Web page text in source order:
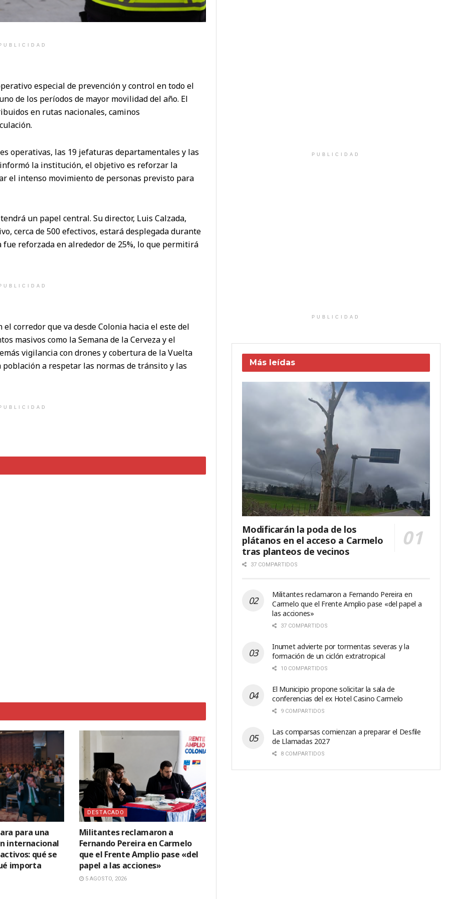
especial de prevención y control en todo el
de los períodos de mayor movilidad del año. El
en rutas nacionales, caminos
operativas, las 19 jefaturas departamentales y las
la institución, el objetivo es reforzar la
el intenso movimiento de personas previsto para
un papel central. Su director, Luis Calzada,
cerca de 500 efectivos, estará desplegada durante
reforzada en alrededor de 25%, lo que permitirá
corredor que va desde Colonia hacia el este del
masivos como la Semana de la Cerveza y el
vigilancia con drones y cobertura de la Vuelta
a respetar las normas de tránsito y las
para una
internacional
qué se
importa
DESTACADO
Militantes reclamaron a
Fernando Pereira en Carmelo
que el Frente Amplio pase «del
papel a las acciones»
5 AGOSTO, 2026
PUBLICIDAD
PUBLICIDAD
Más leídas
Modificarán la poda de los
plátanos en el acceso a Carmelo
tras planteos de vecinos
37 COMPARTIDOS
Militantes reclamaron a Fernando Pereira en
Carmelo que el Frente Amplio pase «del papel a
las acciones»
37 COMPARTIDOS
Inumet advierte por tormentas severas y la
formación de un ciclón extratropical
10 COMPARTIDOS
El Municipio propone solicitar la sala de
conferencias del ex Hotel Casino Carmelo
9 COMPARTIDOS
Las comparsas comienzan a preparar el Desfile
de Llamadas 2027
8 COMPARTIDOS